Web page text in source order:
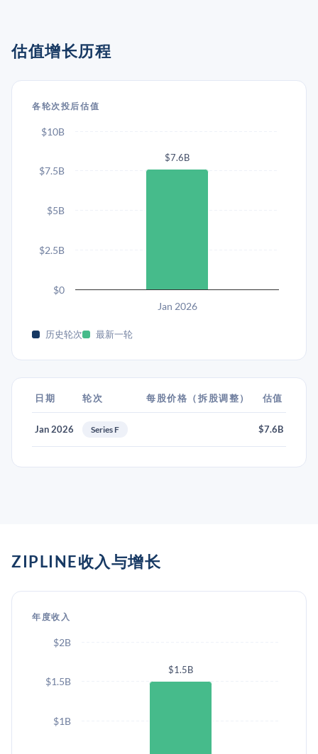
估值增长历程
各轮次投后估值
$7.6B
Jan 2026
$0
$2.5B
$5B
$7.5B
$10B
历史轮次 最新一轮
日期 轮次 每股价格（拆股调整） 估值
Jan 2026 Series F $7.6B
ZIPLINE收入与增长
年度收入
$1.5B
$1B
$1.5B
$2B